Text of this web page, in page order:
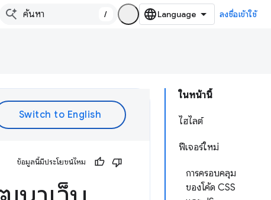
/ ลงชื่อเข้าใช้
ในหน้านี้
ไฮไลต์
ฟีเจอร์ใหม่
การครอบคลุม
ของโค้ด CSS
ข้อมูลนี้มีประโยชน์ไหม